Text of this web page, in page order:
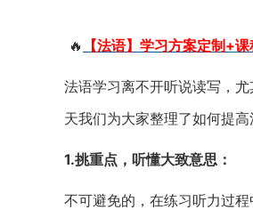
🔥 【法语】学习方案定制+
法语学习离不开听说读写，
天我们为大家整理了如何提
1.挑重点，听懂大致意思：
不可避免的，在练习听力过